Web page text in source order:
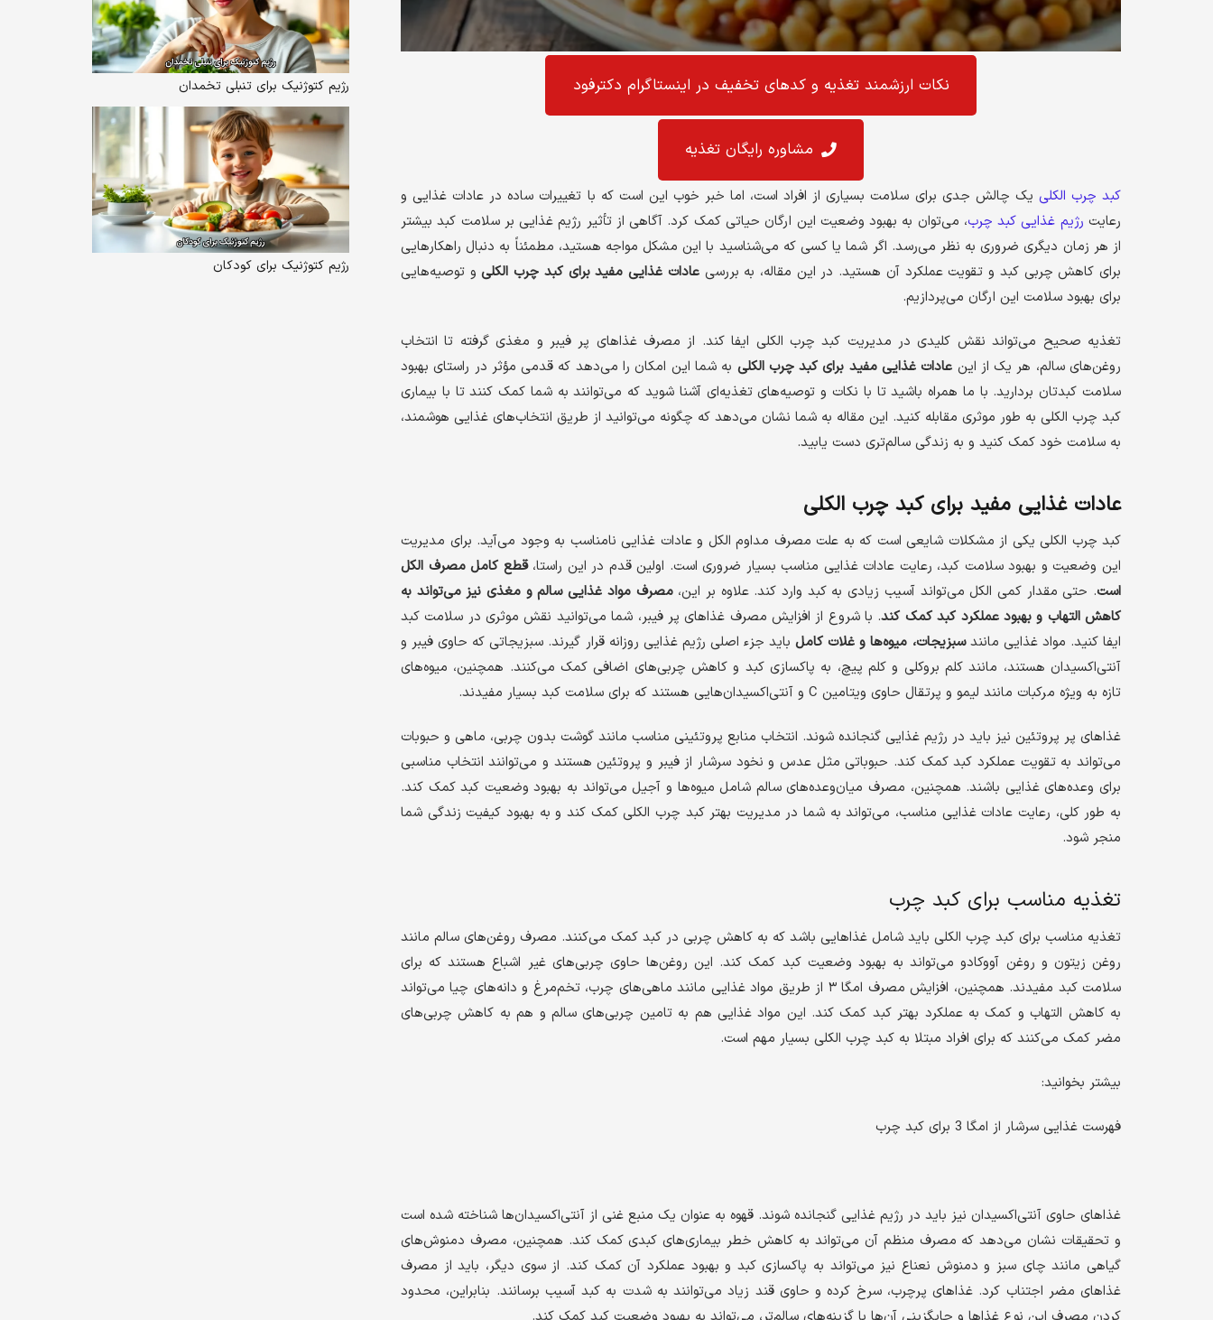
نکات ارزشمند تغذیه و کد‌های تخفیف در اینستاگرام دکترفود
مشاوره رایگان تغذیه
کبد چرب الکلی یک چالش جدی برای سلامت بسیاری از افراد است، اما خبر خوب این است که با تغییرات ساده در عادات غذایی و
رعایت رژیم غذایی کبد چرب، می‌توان به بهبود وضعیت این ارگان حیاتی کمک کرد. آگاهی از تأثیر رژیم غذایی بر سلامت کبد بیشتر
از هر زمان دیگری ضروری به نظر می‌رسد. اگر شما یا کسی که می‌شناسید با این مشکل مواجه هستید، مطمئناً به دنبال راهکارهایی
برای کاهش چربی کبد و تقویت عملکرد آن هستید. در این مقاله، به بررسیعادات غذایی مفید برای کبد چرب الکلیو توصیه‌هایی
برای بهبود سلامت این ارگان می‌پردازیم.
تغذیه صحیح می‌تواند نقش کلیدی در مدیریت کبد چرب الکلی ایفا کند. از مصرف غذاهای پر فیبر و مغذی گرفته تا انتخاب
روغن‌های سالم، هر یک از این عادات غذایی مفید برای کبد چرب الکلی به شما این امکان را می‌دهد که قدمی مؤثر در راستای بهبود
سلامت کبدتان بردارید. با ما همراه باشید تا با نکات و توصیه‌های تغذیه‌ای آشنا شوید که می‌توانند به شما کمک کنند تا با بیماری
کبد چرب الکلی به طور موثری مقابله کنید. این مقاله به شما نشان می‌دهد که چگونه می‌توانید از طریق انتخاب‌های غذایی هوشمند،
به سلامت خود کمک کنید و به زندگی سالم‌تری دست یابید.
عادات غذایی مفید برای کبد چرب الکلی
کبد چرب الکلی یکی از مشکلات شایعی است که به علت مصرف مداوم الکل و عادات غذایی نامناسب به وجود می‌آید. برای مدیریت
این وضعیت و بهبود سلامت کبد، رعایت عادات غذایی مناسب بسیار ضروری است. اولین قدم در این راستا،قطع کامل مصرف الکل
است. حتی مقدار کمی الکل می‌تواند آسیب زیادی به کبد وارد کند. علاوه بر این،مصرف مواد غذایی سالم و مغذی نیز می‌تواند به
کاهش التهاب و بهبود عملکرد کبد کمک کند. با شروع از افزایش مصرف غذاهای پر فیبر، شما می‌توانید نقش موثری در سلامت کبد
ایفا کنید. مواد غذایی مانندسبزیجات، میوه‌ها و غلات کاملباید جزء اصلی رژیم غذایی روزانه قرار گیرند. سبزیجاتی که حاوی فیبر و
آنتی‌اکسیدان هستند، مانند کلم بروکلی و کلم پیچ، به پاکسازی کبد و کاهش چربی‌های اضافی کمک می‌کنند. همچنین، میوه‌های
تازه به ویژه مرکبات مانند لیمو و پرتقال حاوی ویتامین C و آنتی‌اکسیدان‌هایی هستند که برای سلامت کبد بسیار مفیدند.
غذاهای پر پروتئین نیز باید در رژیم غذایی گنجانده شوند. انتخاب منابع پروتئینی مناسب مانند گوشت بدون چربی، ماهی و حبوبات
می‌تواند به تقویت عملکرد کبد کمک کند. حبوباتی مثل عدس و نخود سرشار از فیبر و پروتئین هستند و می‌توانند انتخاب مناسبی
برای وعده‌های غذایی باشند. همچنین، مصرف میان‌وعده‌های سالم شامل میوه‌ها و آجیل می‌تواند به بهبود وضعیت کبد کمک کند.
به طور کلی، رعایت عادات غذایی مناسب، می‌تواند به شما در مدیریت بهتر کبد چرب الکلی کمک کند و به بهبود کیفیت زندگی شما
منجر شود.
تغذیه مناسب برای کبد چرب
تغذیه مناسب برای کبد چرب الکلی باید شامل غذاهایی باشد که به کاهش چربی در کبد کمک می‌کنند. مصرف روغن‌های سالم مانند
روغن زیتون و روغن آووکادو می‌تواند به بهبود وضعیت کبد کمک کند. این روغن‌ها حاوی چربی‌های غیر اشباع هستند که برای
سلامت کبد مفیدند. همچنین، افزایش مصرف امگا ۳ از طریق مواد غذایی مانند ماهی‌های چرب، تخم‌مرغ و دانه‌های چیا می‌تواند
به کاهش التهاب و کمک به عملکرد بهتر کبد کمک کند. این مواد غذایی هم به تامین چربی‌های سالم و هم به کاهش چربی‌های
مضر کمک می‌کنند که برای افراد مبتلا به کبد چرب الکلی بسیار مهم است.
بیشتر بخوانید:
فهرست غذایی سرشار از امگا 3 برای کبد چرب
غذاهای حاوی آنتی‌اکسیدان نیز باید در رژیم غذایی گنجانده شوند. قهوه به عنوان یک منبع غنی از آنتی‌اکسیدان‌ها شناخته شده است
و تحقیقات نشان می‌دهد که مصرف منظم آن می‌تواند به کاهش خطر بیماری‌های کبدی کمک کند. همچنین، مصرف دمنوش‌های
گیاهی مانند چای سبز و دمنوش نعناع نیز می‌تواند به پاکسازی کبد و بهبود عملکرد آن کمک کند. از سوی دیگر، باید از مصرف
غذاهای مضر اجتناب کرد. غذاهای پرچرب، سرخ کرده و حاوی قند زیاد می‌توانند به شدت به کبد آسیب برسانند. بنابراین، محدود
رژیم کتوژنیک برای تنبلی تخمدان
رژیم کتوژنیک برای کودکان